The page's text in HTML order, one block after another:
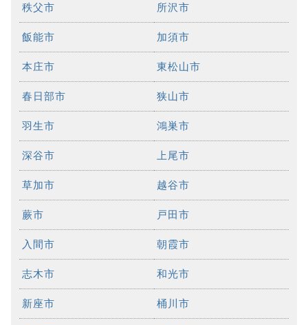
秩父市 所沢市
飯能市 加須市
本庄市 東松山市
春日部市 狭山市
羽生市 鴻巣市
深谷市 上尾市
草加市 越谷市
蕨市 戸田市
入間市 朝霞市
志木市 和光市
新座市 桶川市